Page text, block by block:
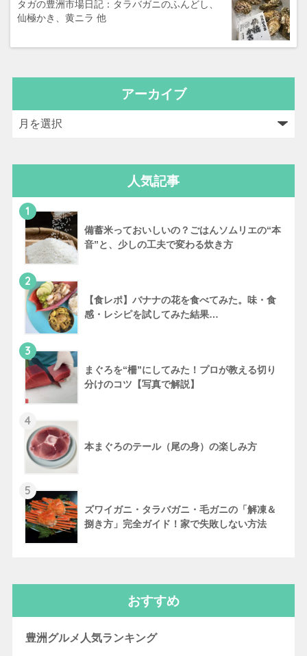
タガの豊洲市場日記：タラバガニのふんどし、
仙極かき、黄ニラ 他
アーカイブ
人気記事
1
備蓄米っておいしいの？ごはんソムリエの“本
音”と、少しの工夫で変わる炊き方
2
【食レポ】バナナの花を食べてみた。味・食
感・レシピを試してみた結果…
3
まぐろを“柵”にしてみた！プロが教える切り
分けのコツ【写真で解説】
4
本まぐろのテール（尾の身）の楽しみ方
5
ズワイガニ・タラバガニ・毛ガニの「解凍＆
捌き方」完全ガイド！家で失敗しない方法
おすすめ
豊洲グルメ人気ランキング